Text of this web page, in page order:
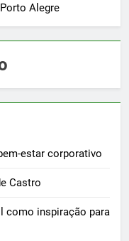
Alegre
estar corporativo
Castro
como inspiração para